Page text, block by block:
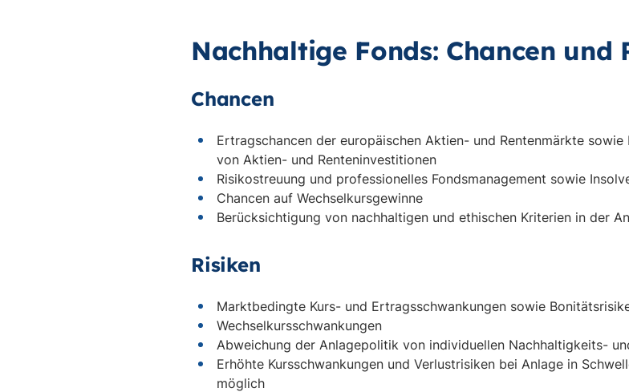
Nachhaltige Fonds: Chancen und
Chancen
Ertragschancen der europäischen Aktien- und Rentenmärkte
von Aktien- und Renteninvestitionen
Risikostreuung und professionelles Fondsmanagement sowie
Chancen auf Wechselkursgewinne
Berücksichtigung von nachhaltigen und ethischen Kriterien in der
Risiken
Marktbedingte Kurs- und Ertragsschwankungen sowie
Wechselkursschwankungen
Abweichung der Anlagepolitik von individuellen Nachhaltigkeits-
Erhöhte Kursschwankungen und Verlustrisiken bei Anlage in
möglich